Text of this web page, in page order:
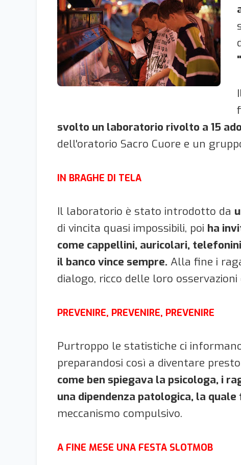
svolto un laboratorio rivolto a 15
dell'oratorio Sacro Cuore e un
IN BRAGHE DI TELA
Il laboratorio è stato introdotto da
di vincita quasi impossibili, poi ha
come cappellini, auricolari,
il banco vince sempre. Alla fine i
dialogo, ricco delle loro
PREVENIRE, PREVENIRE, PREVENIRE
Purtroppo le statistiche ci
preparandosi così a diventare
come ben spiegava la psicologa, i
una dipendenza patologica, la
meccanismo compulsivo.
A FINE MESE UNA FESTA SLOTMOB